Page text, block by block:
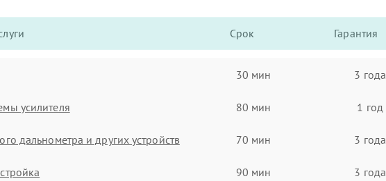
Срок Гарантия
30 мин 3 года
усилителя 80 мин 1 год
дальнометра и других устройств 70 мин 3 года
90 мин 3 года